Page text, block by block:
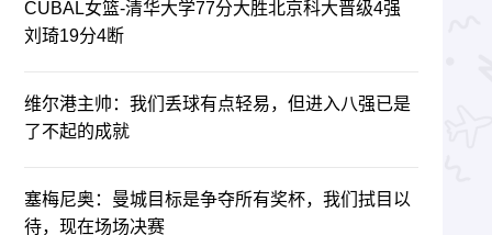
CUBAL女篮-清华大学77分大胜北京科大晋级4强
刘琦19分4断
维尔港主帅：我们丢球有点轻易，但进入八强已是
了不起的成就
塞梅尼奥：曼城目标是争夺所有奖杯，我们拭目以
待，现在场场决赛